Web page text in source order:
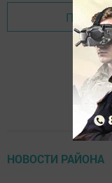
НОВОСТИ РАЙОНА